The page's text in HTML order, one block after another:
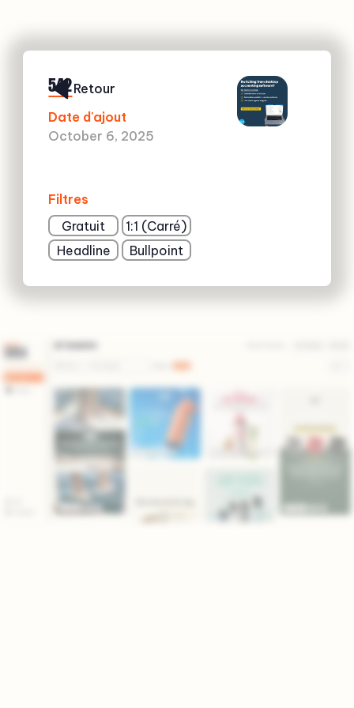
542
Date d'ajout
October 6, 2025
Filtres
Gratuit
1:1 (Carré)
Headline
Bullpoint
Retour